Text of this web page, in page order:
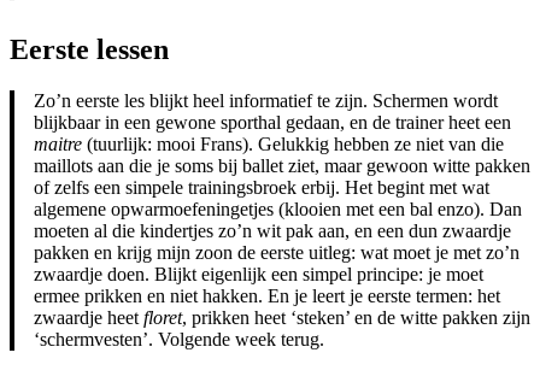
Eerste lessen
Zo’n eerste les blijkt heel informatief te zijn. Schermen wordt
blijkbaar in een gewone sporthal gedaan, en de trainer heet een
maitre (tuurlijk: mooi Frans). Gelukkig hebben ze niet van die
maillots aan die je soms bij ballet ziet, maar gewoon witte pakken
of zelfs een simpele trainingsbroek erbij. Het begint met wat
algemene opwarmoefeningetjes (klooien met een bal enzo). Dan
moeten al die kindertjes zo’n wit pak aan, en een dun zwaardje
pakken en krijg mijn zoon de eerste uitleg: wat moet je met zo’n
zwaardje doen. Blijkt eigenlijk een simpel principe: je moet
ermee prikken en niet hakken. En je leert je eerste termen: het
zwaardje heet floret, prikken heet ‘steken’ en de witte pakken zijn
‘schermvesten’. Volgende week terug.